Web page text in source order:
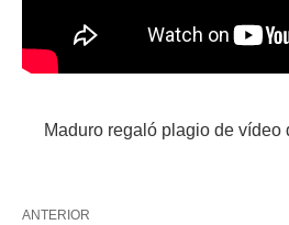
Maduro regaló plagio de vídeo
ANTERIOR